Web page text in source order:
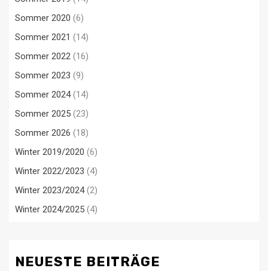
Sommer 2020 (6)
Sommer 2021 (14)
Sommer 2022 (16)
Sommer 2023 (9)
Sommer 2024(14)
Sommer 2025 (23)
Sommer 2026 (18)
Winter 2019/2020 (6)
Winter 2022/2023 (4)
Winter 2023/2024(2)
Winter 2024/2025 (4)
NEUESTE BEITRÄGE